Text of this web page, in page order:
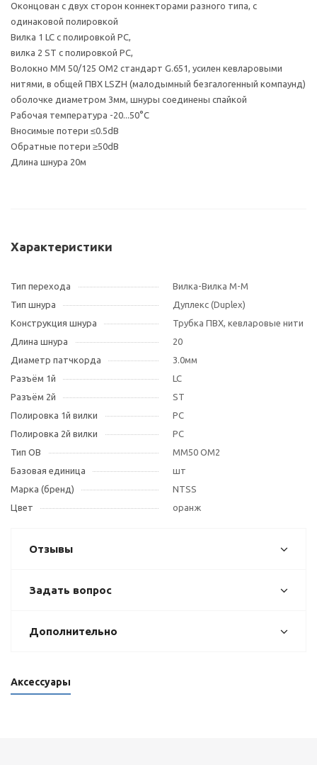
Оконцован с двух сторон коннекторами разного типа, с
одинаковой полировкой
Вилка 1 LC с полировкой PC,
вилка 2 ST с полировкой PC,
Волокно MM 50/125 OM2 стандарт G.651, усилен кевларовыми
нитями, в общей ПВХ LSZH (малодымный безгалогенный компаунд)
оболочке диаметром 3мм, шнуры соединены спайкой
Рабочая температура -20...50°С
Вносимые потери ≤0.5dB
Обратные потери ≥50dB
Длина шнура 20м
Характеристики
Тип перехода
Вилка-Вилка M-M
Тип шнура
Дуплекс (Duplex)
Конструкция шнура
Трубка ПВХ, кевларовые нити
Длина шнура
20
Диаметр патчкорда
3.0мм
Разъём 1й
LC
Разъём 2й
ST
Полировка 1й вилки
PC
Полировка 2й вилки
PC
Тип OB
MM50 OM2
Базовая единица
шт
Марка (бренд)
NTSS
Цвет
оранж
Отзывы
Задать вопрос
Дополнительно
Аксессуары